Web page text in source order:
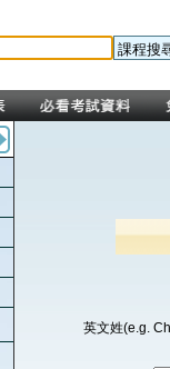
英文姓(e.g.